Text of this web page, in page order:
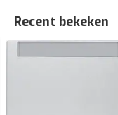
Recent bekeken